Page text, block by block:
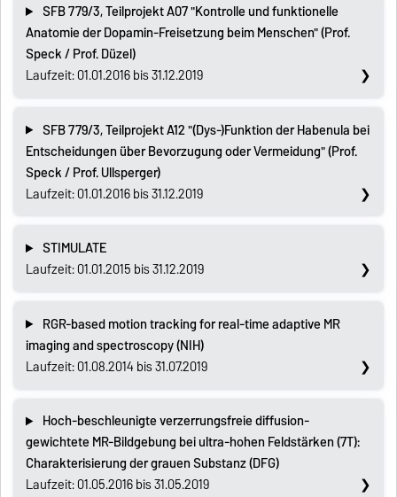
SFB 779/3, Teilprojekt A07 "Kontrolle und funktionelle
Anatomie der Dopamin-Freisetzung beim Menschen" (Prof.
Speck / Prof. Düzel)
Laufzeit: 01.01.2016 bis 31.12.2019
SFB 779/3, Teilprojekt A12 "(Dys-)Funktion der Habenula bei
Entscheidungen über Bevorzugung oder Vermeidung" (Prof.
Speck / Prof. Ullsperger)
Laufzeit: 01.01.2016 bis 31.12.2019
STIMULATE
Laufzeit: 01.01.2015 bis 31.12.2019
RGR-based motion tracking for real-time adaptive MR
imaging and spectroscopy (NIH)
Laufzeit: 01.08.2014 bis 31.07.2019
Hoch-beschleunigte verzerrungsfreie diffusion-
gewichtete MR-Bildgebung bei ultra-hohen Feldstärken (7T):
Charakterisierung der grauen Substanz (DFG)
Laufzeit: 01.05.2016 bis 31.05.2019